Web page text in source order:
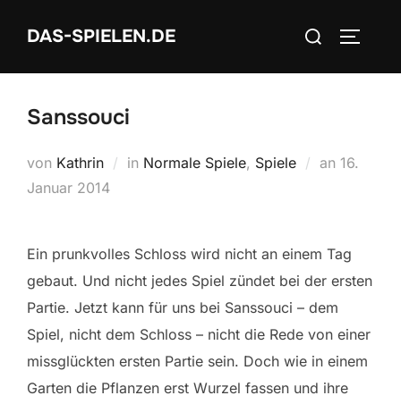
InhaltDAS-SPIELEN.DE
Suchen
Sanssouci
von Kathrin in Normale Spiele, Spiele an 16.
Januar 2014
Ein prunkvolles Schloss wird nicht an einem Tag
gebaut. Und nicht jedes Spiel zündet bei der ersten
Partie. Jetzt kann für uns bei Sanssouci – dem
Spiel, nicht dem Schloss – nicht die Rede von einer
missglückten ersten Partie sein. Doch wie in einem
Garten die Pflanzen erst Wurzel fassen und ihre